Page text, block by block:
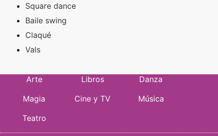
Square dance
Baile swing
Claqué
Vals
Arte Libros
Danza
Magia
Cine y TV
Música
Teatro